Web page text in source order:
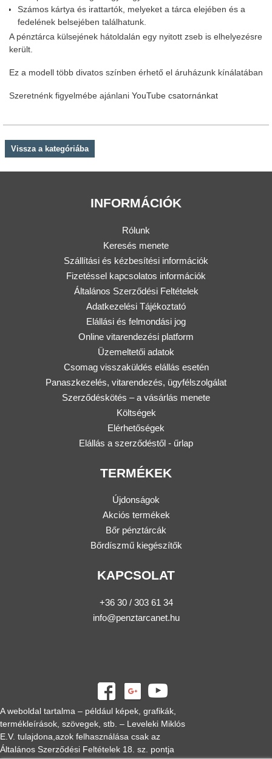
Számos kártya és irattartók, melyeket a tárca elejében és a
fedelének belsejében találhatunk.
A pénztárca külsejének hátoldalán egy nyitott zseb is elhelyezésre
került.
Ez a modell több divatos színben érhető el áruházunk kínálatában
Szeretnénk figyelmébe ajánlani YouTube csatornánkat
Vissza a kategóriába
INFORMÁCIÓK
Rólunk
Keresés menete
Szállítási és kézbesítési információk
Fizetéssel kapcsolatos információk
Általános Szerződési Feltételek
Adatkezelési Tájékoztató
Elállási és felmondási jog
Online vitarendezési platform
Üzemeltetői adatok
Csomag visszaküldés elállás esetén
Panaszkezelés, vitarendezés, ügyfélszolgálat
Szerződéskötés – a vásárlás menete
Költségek
Elérhetőségek
Elállás a szerződéstől - űrlap
TERMÉKEK
Újdonságok
Akciós termékek
Bőr pénztárcák
Bőrdíszmű kiegészítők
KAPCSOLAT
+36 30 / 303 61 34
info@penztarcanet.hu
A weboldal tartalma – például képek, grafikák,
termékleírások, szövegek, stb. – Leveleki Miklós
E.V. tulajdona,azok felhasználása csak az
Általános Szerződési Feltételek 18. sz. pontja